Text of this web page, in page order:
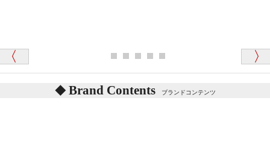
体をねかせたりおこしたりすると「グーグー」と鳴く
記載しておりますので、ぜひ探してみてください。
「商品説明が細やかで丁寧であったことです」
Brand Contents ブランドコンテンツ